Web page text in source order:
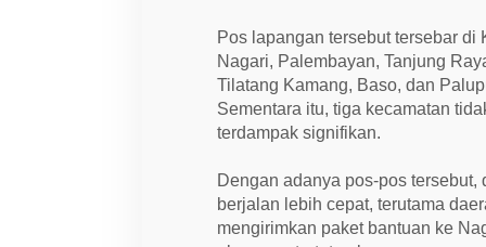
s
a
p
a
g
D
i
a
k
Pos lapangan tersebut tersebar di
Nagari, Palembayan, Tanjung
Tilatang Kamang, Baso, dan
Sementara itu, tiga kecamatan
terdampak signifikan.
Dengan adanya pos-pos
berjalan lebih cepat, terutama
mengirimkan paket bantuan ke